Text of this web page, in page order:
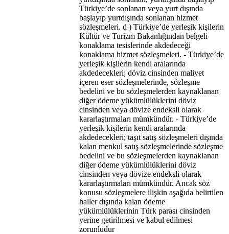
Türkiye’de sonlanan veya yurt dışında
başlayıp yurtdışında sonlanan hizmet
sözleşmeleri. d ) Türkiye’de yerleşik kişilerin
Kültür ve Turizm Bakanlığından belgeli
konaklama tesislerinde akdedeceği
konaklama hizmet sözleşmeleri. - Türkiye’de
yerleşik kişilerin kendi aralarında
akdedecekleri; döviz cinsinden maliyet
içeren eser sözleşmelerinde, sözleşme
bedelini ve bu sözleşmelerden kaynaklanan
diğer ödeme yükümlülüklerini döviz
cinsinden veya dövize endeksli olarak
kararlaştırmaları mümkündür. - Türkiye’de
yerleşik kişilerin kendi aralarında
akdedecekleri; taşıt satış sözleşmeleri dışında
kalan menkul satış sözleşmelerinde sözleşme
bedelini ve bu sözleşmelerden kaynaklanan
diğer ödeme yükümlülüklerini döviz
cinsinden veya dövize endeksli olarak
kararlaştırmaları mümkündür. Ancak söz
konusu sözleşmelere ilişkin aşağıda belirtilen
haller dışında kalan ödeme
yükümlülüklerinin Türk parası cinsinden
yerine getirilmesi ve kabul edilmesi
zorunludur